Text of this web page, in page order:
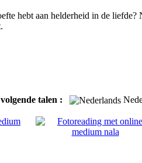
hebt aan helderheid in de
talen :